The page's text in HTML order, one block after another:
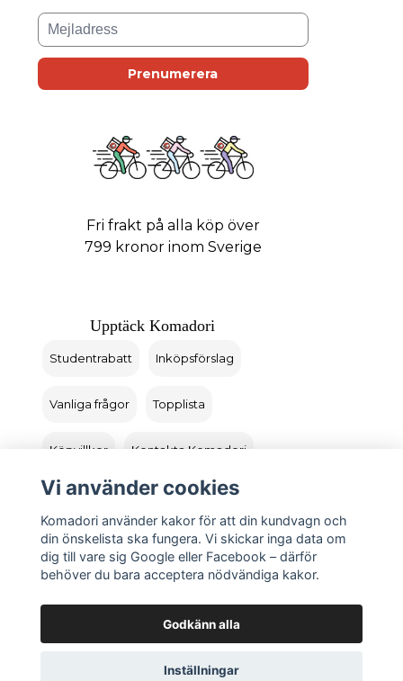
Fri frakt på alla köp över
799 kronor inom Sverige
Upptäck Komadori
Studentrabatt Inköpsförslag
Vanliga frågor Topplista
Köpvillkor Kontakta Komadori
Logga in Returer
Vi använder cookies
Komadori använder kakor för att din kundvagn och
din önskelista ska fungera. Vi skickar inga data om
dig till vare sig Google eller Facebook – därför
behöver du bara acceptera nödvändiga kakor.
Godkänn alla
Inställningar